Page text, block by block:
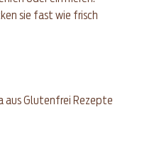
sie fast wie frisch
aus Glutenfrei Rezepte